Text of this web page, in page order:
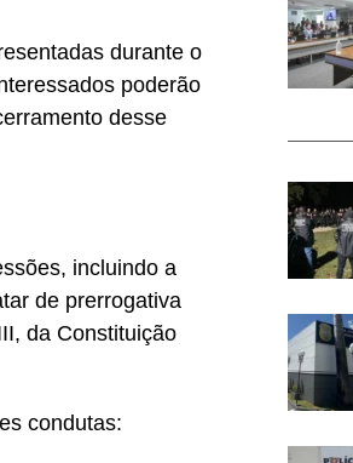
durante o
poderão
desse
incluindo a
de prerrogativa
da Constituição
condutas: